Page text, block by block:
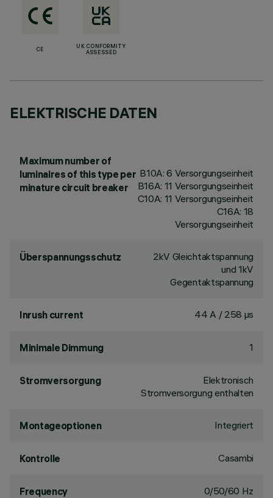
CE
UK CONFORMITY
ASSESSED
ELEKTRISCHE DATEN
Maximum number of
luminaires of this type per
minature circuit breaker
B10A: 6 Versorgungseinheit
B16A: 11 Versorgungseinheit
C10A: 11 Versorgungseinheit
C16A: 18
Versorgungseinheit
Überspannungsschutz
2kV Gleichtaktspannung
und 1kV
Gegentaktspannung
Inrush current 44 A / 258 µs
Minimale Dimmung 1
Stromversorgung
Elektronisch
Stromversorgung enthalten
Montageoptionen Integriert
Kontrolle Casambi
Frequency 0/50/60 Hz